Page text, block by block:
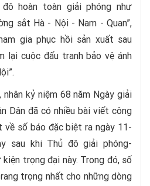
hoàn toàn giải phóng như
sắt Hà - Nội - Nam - Quan”,
gia phục hồi sản xuất sau
lại cuộc đấu tranh bảo vệ ánh
nhân kỷ niệm 68 năm Ngày giải
Dân đã có nhiều bài viết công
số báo đặc biệt ra ngày 11-
sau khi Thủ đô giải phóng-
trọng đại này. Trong đó, số
trọng nhất cho những dòng